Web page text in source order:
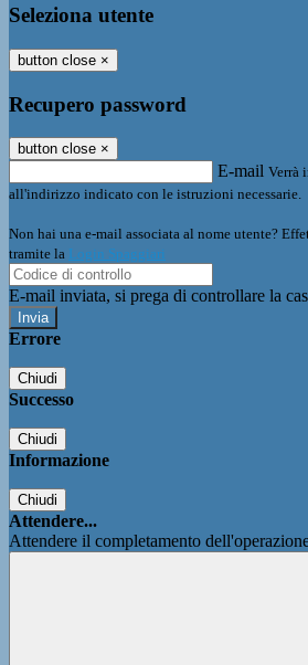
Seleziona utente
button close ×
Recupero password
button close ×
E-mail Verrà
all'indirizzo indicato con le istruzioni necessarie.
Non hai una e-mail associata al nome utente?
tramite la Login Spaggiari
E-mail inviata, si prega di controllare la
Errore
Chiudi
Successo
Chiudi
Informazione
Chiudi
Attendere...
Attendere il completamento